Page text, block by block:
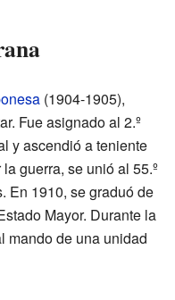
(1904-1905),
Fue asignado al 2.º
y ascendió a teniente
guerra, se unió al 55.º
En 1910, se graduó de
Mayor. Durante la
mando de una unidad